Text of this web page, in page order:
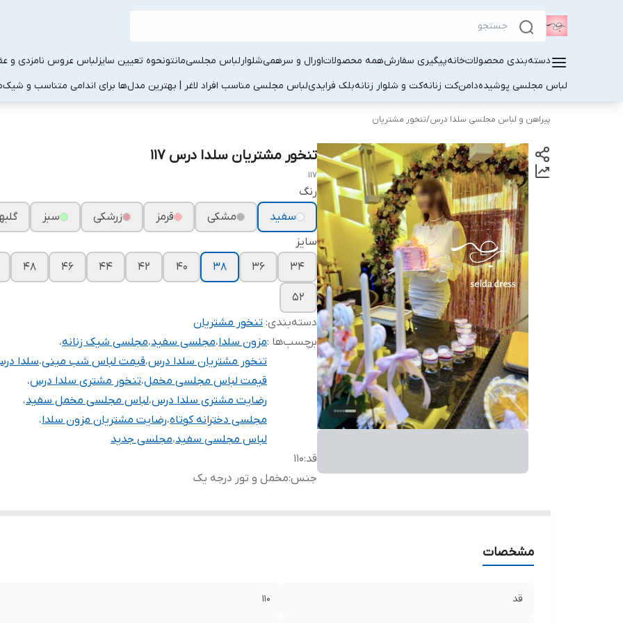
دسته‌بندی محصولاتخانهپیگیری سفارشهمه محصولاتاورال و سرهمیشلوارلباس مجلسیمانتونحوه تعیین سایزلباس عروس نامزدی و
لباس مجلسی پوشیدهدامنکت زنانهکت و شلوار زنانهبلک فرایدیلباس مجلسی مناسب افراد لاغر | بهترین مدل‌ها برای اندامی متناسب و شیک
پیراهن و لباس مجلسی سلدا درس/تنخور مشتریان
تنخور مشتریان سلدا درس ۱۱۷
117
رنگ
سفید
مشکی قرمز زرشکی سبز
سایز
۳۴
۳۶ ۳۸ ۴۰ ۴۲ ۴۴ ۴۶ ۴۸
۵۲
دسته‌بندی: تنخور مشتریان
برچسب‌ها :مزون سلدا،مجلسی سفید،مجلسی شیک زنانه،
تنخور مشتریان سلدا درس،قیمت لباس شب مینی،سلدا
قیمت لباس مجلسی مخمل،تنخور مشتری سلدا درس،
رضایت مشتری سلدا درس،لباس مجلسی مخمل سفید،
مجلسی دخترانه کوتاه،رضایت مشتریان مزون سلدا،
لباس مجلسی سفید،مجلسی جدید
قد:۱۱۰
جنس:مخمل و تور درجه یک
مشخصات
قد ۱۱۰